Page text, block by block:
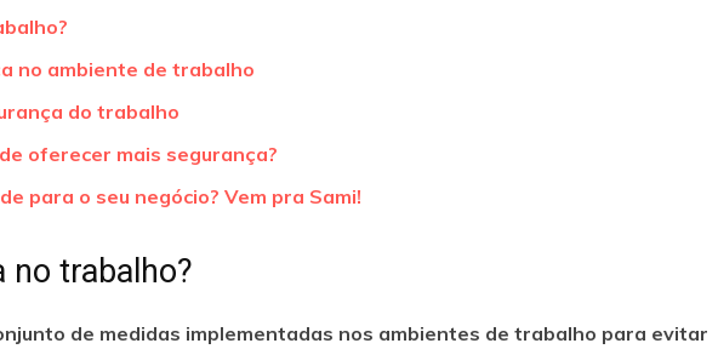
no ambiente de trabalho
do trabalho
oferecer mais segurança?
para o seu negócio? Vem pra Sami!
no trabalho?
de medidas implementadas nos ambientes de trabalho para evitar